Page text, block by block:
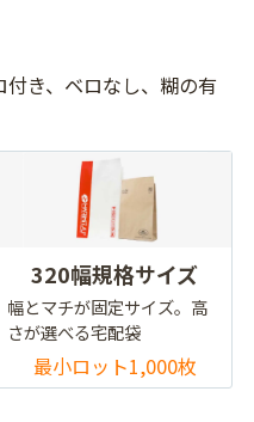
き、ベロなし、糊の有
320幅規格サイズ
幅とマチが固定サイズ。高
さが選べる宅配袋
最小ロット1,000枚